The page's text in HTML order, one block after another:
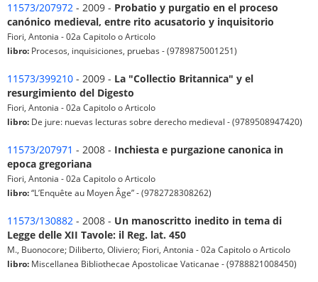
11573/207972 - 2009 - Probatio y purgatio en el proceso
canónico medieval, entre rito acusatorio y inquisitorio
Fiori, Antonia - 02a Capitolo o Articolo
libro: Procesos, inquisiciones, pruebas - (9789875001251)
11573/399210 - 2009 - La "Collectio Britannica" y el
resurgimiento del Digesto
Fiori, Antonia - 02a Capitolo o Articolo
libro: De jure: nuevas lecturas sobre derecho medieval - (9789508947420)
11573/207971 - 2008 - Inchiesta e purgazione canonica in
epoca gregoriana
Fiori, Antonia - 02a Capitolo o Articolo
libro:“L’Enquête au Moyen Âge” - (9782728308262)
11573/130882 - 2008 - Un manoscritto inedito in tema di
Legge delle XII Tavole: il Reg. lat. 450
M., Buonocore; Diliberto, Oliviero; Fiori, Antonia - 02a Capitolo o Articolo
libro: Miscellanea Bibliothecae Apostolicae Vaticanae - (9788821008450)